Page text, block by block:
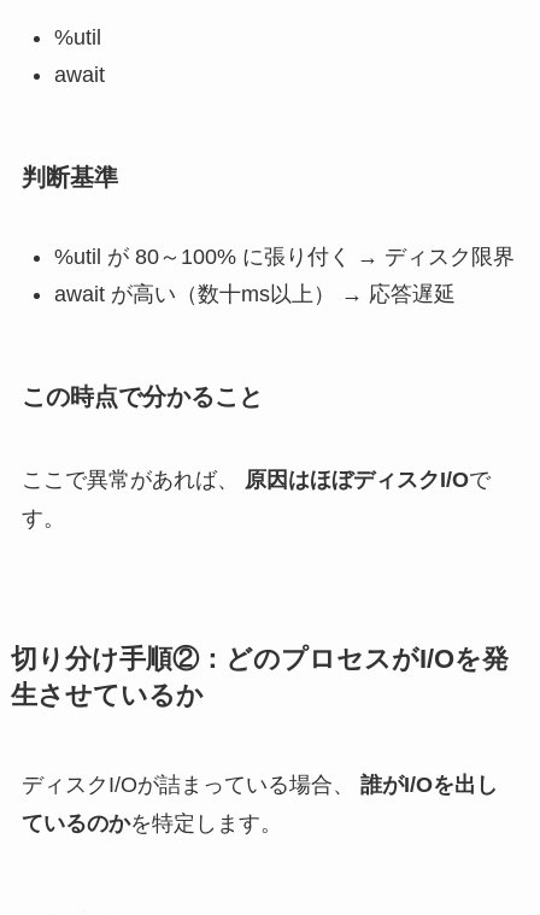
%util
await
判断基準
%util が 80～100% に張り付く → ディスク限界
await が高い（数十ms以上） → 応答遅延
この時点で分かること
ここで異常があれば、 原因はほぼディスクI/Oで
す。
切り分け手順②：どのプロセスがI/Oを発
生させているか
ディスクI/Oが詰まっている場合、 誰がI/Oを出し
ているのかを特定します。